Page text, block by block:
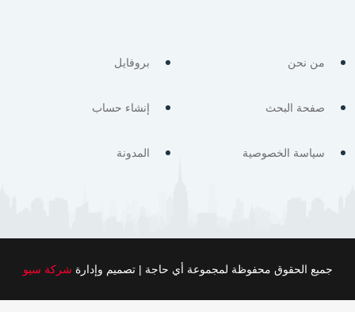
من نحن
صفحة البحث
سياسة الخصوصية
بروفايل
إنشاء حساب
المدونة
جميع الحقوق محفوظة لمجموعة أي حاجة | تصميم وإدارة شركة سيو